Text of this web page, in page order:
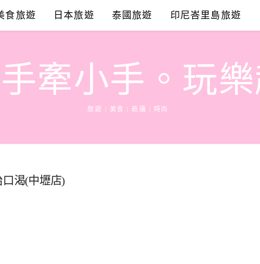
食旅遊 日本旅遊 泰國旅遊 印尼峇里島旅遊
牽小手。玩
旅遊 | 美食 | 商攝 | 時尚
渴(中壢店)